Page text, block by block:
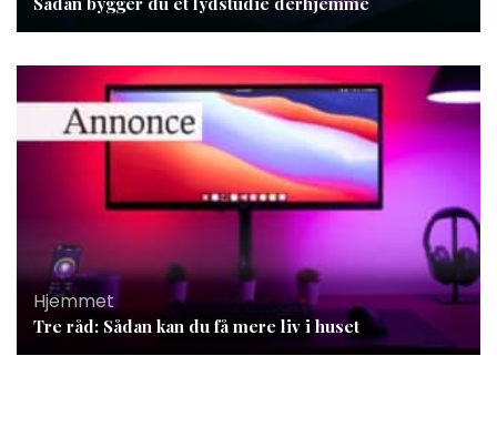
Hjemmet
Tre råd: Sådan kan du få mere liv i huset